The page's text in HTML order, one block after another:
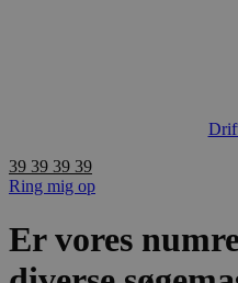
39 39 39 39
Ring mig op
Er vores